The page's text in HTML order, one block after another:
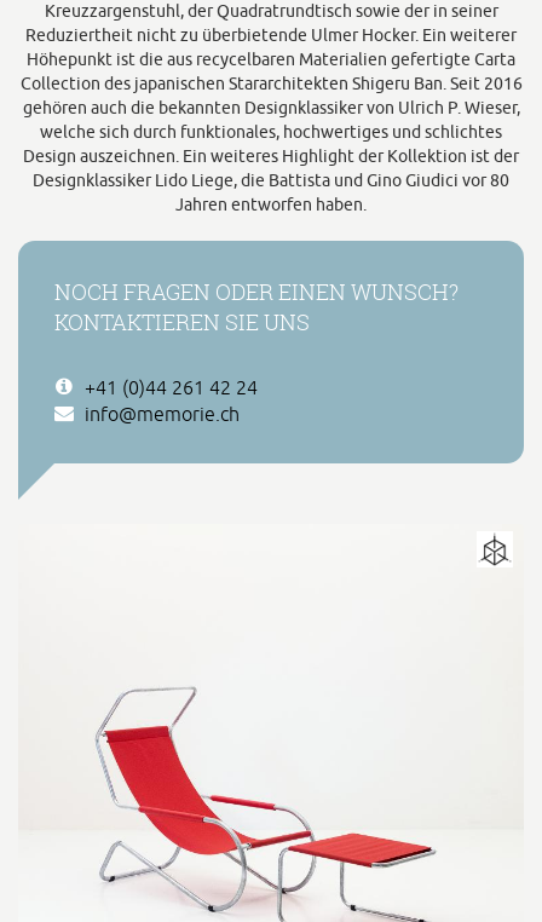
Kreuzzargenstuhl, der Quadratrundtisch sowie der in seiner
Reduziertheit nicht zu überbietende Ulmer Hocker. Ein weiterer
Höhepunkt ist die aus recycelbaren Materialien gefertigte Carta
Collection des japanischen Stararchitekten Shigeru Ban. Seit 2016
gehören auch die bekannten Designklassiker von Ulrich P. Wieser,
welche sich durch funktionales, hochwertiges und schlichtes
Design auszeichnen. Ein weiteres Highlight der Kollektion ist der
Designklassiker Lido Liege, die Battista und Gino Giudici vor 80
Jahren entworfen haben.
NOCH FRAGEN ODER EINEN WUNSCH?
KONTAKTIEREN SIE UNS
+41 (0)44 261 42 24
info@memorie.ch